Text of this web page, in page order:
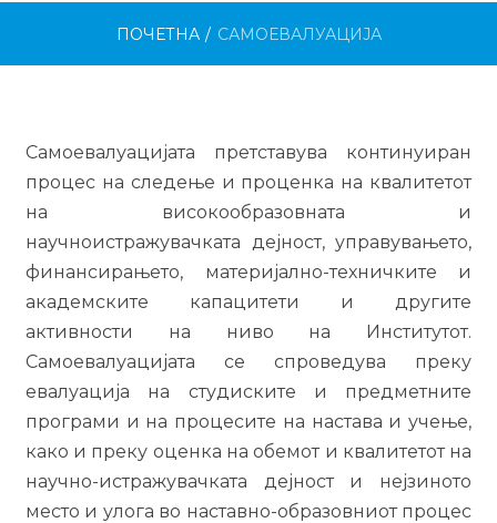
ПОЧЕТНА / САМОЕВАЛУАЦИЈА
Самоевалуацијата претставува континуиран
процес на следење и проценка на квалитетот
на високообразовната и
научноистражувачката дејност, управувањето,
финансирањето, материјално-техничките и
академските капацитети и другите
активности на ниво на Институтот.
Самоевалуацијата се спроведува преку
евалуација на студиските и предметните
програми и на процесите на настава и учење,
како и преку оценка на обемот и квалитетот на
научно-истражувачката дејност и нејзиното
место и улога во наставно-образовниот процес